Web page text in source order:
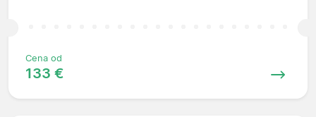
Cena od
133 €